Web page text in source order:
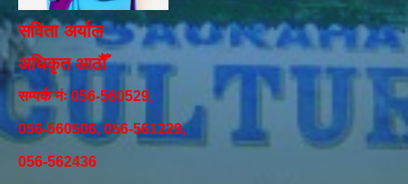
सविता अर्याल
अधिकृत आठौँ
सम्पर्क नंः 056-560529,
056-560506, 056-561229,
056-562436